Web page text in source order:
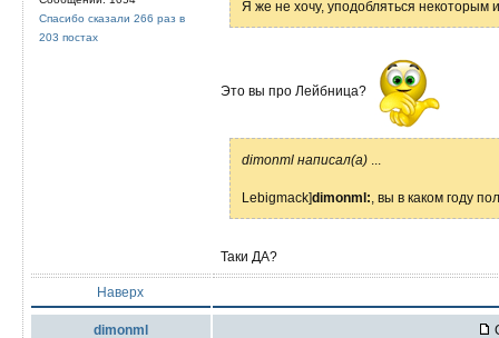
Спасибо сказали 266 раз в
203 постах
Я же не хочу, уподобляться некоторым
Это вы про Лейбница?
dimonml написал(а)
Lebigmack]dimonml: , вы в каком году
Таки ДА?
Наверх
dimonml